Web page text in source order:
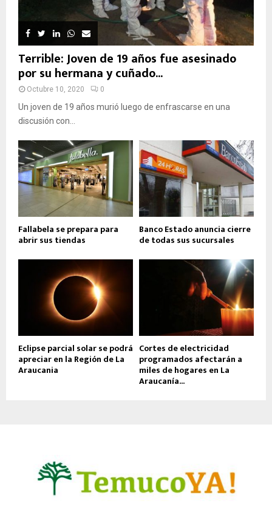
Terrible: Joven de 19 años fue asesinado
por su hermana y cuñado...
Octubre 10, 2020 0
Un joven de 19 años murió luego de enfrascarse en una
discusión con...
Fallabela se prepara para
abrir sus tiendas
Banco Estado anuncia cierre
de todas sus sucursales
Eclipse parcial solar se podrá
apreciar en la Región de La
Araucania
Cortes de electricidad
programados afectarán a
miles de hogares en La
Araucanía...